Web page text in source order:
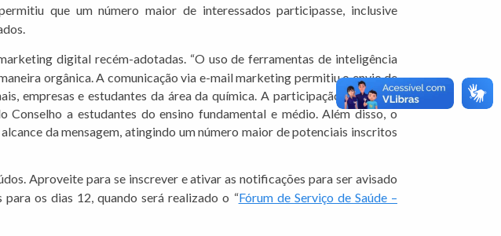
que um número maior de interessados participasse, inclusive
digital recém-adotadas. “O uso de ferramentas de inteligência
orgânica. A comunicação via e-mail marketing permitiu o envio de
empresas e estudantes da área da química. A participação da equipe
a estudantes do ensino fundamental e médio. Além disso, o
da mensagem, atingindo um número maior de potenciais inscritos
Aproveite para se inscrever e ativar as notificações para ser avisado
os dias 12, quando será realizado o “Fórum de Serviço de Saúde –